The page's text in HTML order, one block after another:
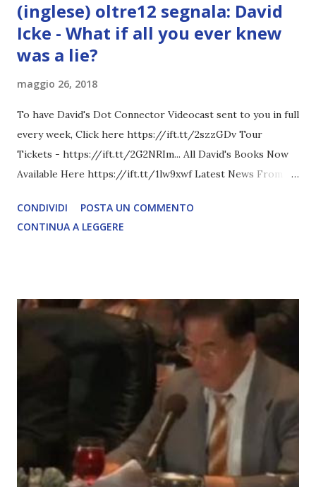
(inglese) oltre12 segnala: David
Icke - What if all you ever knew
was a lie?
maggio 26, 2018
To have David's Dot Connector Videocast sent to you in full
every week, Click here https://ift.tt/2szzGDv Tour
Tickets - https://ift.tt/2G2NRIm... All David's Books Now
Available Here https://ift.tt/1lw9xwf Latest News From
COMPLETO - fonte
CONDIVIDI
POSTA UN COMMENTO
CONTINUA A LEGGERE